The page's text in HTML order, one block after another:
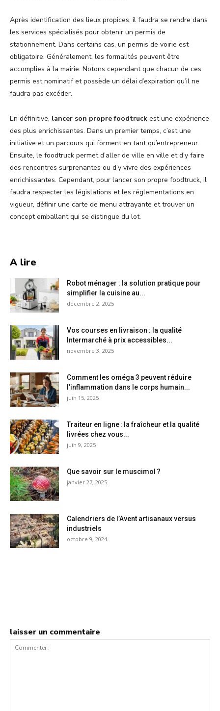
Après identification des lieux propices, il faudra se rendre dans
les services spécialisés pour obtenir un permis de
stationnement. Dans certains cas, un permis de voirie est
obligatoire. Généralement, les formalités peuvent être
accomplies à la mairie. Notons cependant que chacun de ces
permis est nominatif et possède un délai d’expiration qu’il ne
faudra pas excéder.
En définitive, lancer son propre foodtruck est une expérience
des plus enrichissantes. Dans un premier temps, c’est une
initiative et un parcours qui forment en tant qu’entrepreneur.
Ensuite, le foodtruck permet d’aller de ville en ville et d’y faire
des rencontres surprenantes ou d’y vivre des expériences
enrichissantes. Cependant, pour lancer son propre foodtruck, il
faudra respecter les législations et les réglementations en
vigueur, définir une carte de menu attrayante et trouver un
concept emballant qui se distingue du lot.
A lire
Robot ménager : la solution pratique pour
simplifier la cuisine au...
décembre 2, 2025
Vos courses en livraison : la qualité
Intermarché à prix accessibles...
novembre 3, 2025
Comment les oméga 3 peuvent réduire
l’inflammation dans le corps humain...
juin 15, 2025
Traiteur en ligne : la fraîcheur et la qualité
livrées chez vous...
juin 9, 2025
Que savoir sur le muscimol ?
janvier 27, 2025
Calendriers de l’Avent artisanaux versus
industriels
octobre 9, 2024
laisser un commentaire